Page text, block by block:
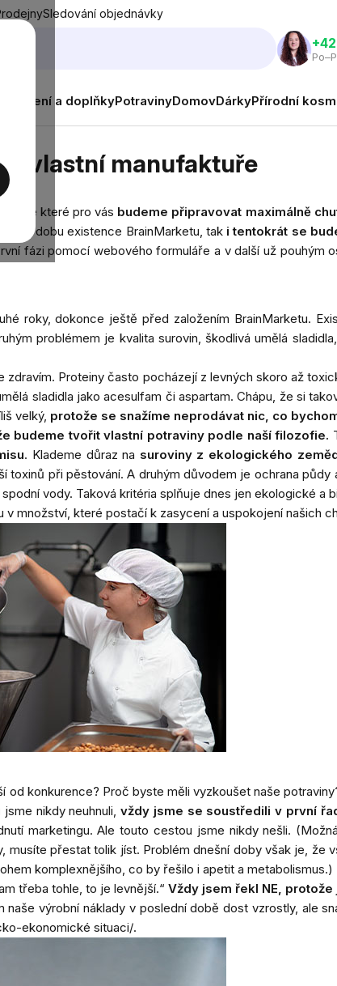
Sledování objednávky
Oblečení a doplňkyPotravinyDomovDárkyPřírodní
vlastní manufaktuře
, ve které pro vás budeme připravovat maximálně
dobu existence BrainMarketu, tak i tentokrát se
fázi pomocí webového formuláře a v další už pouhým
roky, dokonce ještě před založením BrainMarketu.
problémem je kvalita surovin, škodlivá umělá
Proteiny často pocházejí z levných skoro až
sladidla jako acesulfam či aspartam. Chápu, že si
velký, protože se snažíme neprodávat nic, co
budeme tvořit vlastní potraviny podle naší filozofie.
. Klademe důraz na suroviny z ekologického
toxinů při pěstování. A druhým důvodem je ochrana půdy
vody. Taková kritéria splňuje dnes jen ekologické a
množství, které postačí k zasycení a uspokojení našich
konkurence? Proč byste měli vyzkoušet naše
nikdy neuhnuli, vždy jsme se soustředili v první
marketingu. Ale touto cestou jsme nikdy nešli.
přestat tolik jíst. Problém dnešní doby však je, že
komplexnějšího, co by řešilo i apetit a metabolismus.)
třeba tohle, to je levnější.“ Vždy jsem řekl NE,
výrobní náklady v poslední době dost vzrostly, ale
ekonomické situaci/.